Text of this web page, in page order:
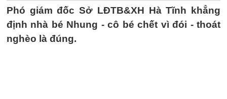
Phó giám đốc Sở LĐTB&XH Hà Tĩnh khẳng
định nhà bé Nhung - cô bé chết vì đói - thoát
nghèo là đúng.